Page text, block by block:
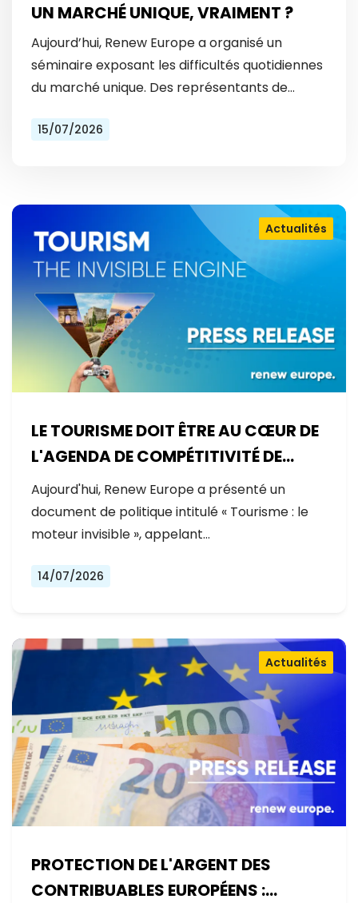
UN MARCHÉ UNIQUE, VRAIMENT ?
Aujourd’hui, Renew Europe a organisé un
séminaire exposant les difficultés quotidiennes
du marché unique. Des représentants de
auxquels ils font face tous les…
15/07/2026
LE TOURISME DOIT ÊTRE AU CŒUR DE
L'AGENDA DE COMPÉTITIVITÉ DE
L'EUROPE
Actualités
Aujourd'hui, Renew Europe a présenté un
document de politique intitulé « Tourisme : le
moteur invisible », appelant…
14/07/2026
PROTECTION DE L'ARGENT DES
CONTRIBUABLES EUROPÉENS :
Actualités